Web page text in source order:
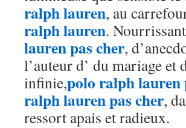
ralph lauren, au
ralph lauren.
lauren pas cher,
l’auteur d’ du mariage et
infinie,polo ralph lauren
ralph lauren pas cher,
ressort apais et radieux.